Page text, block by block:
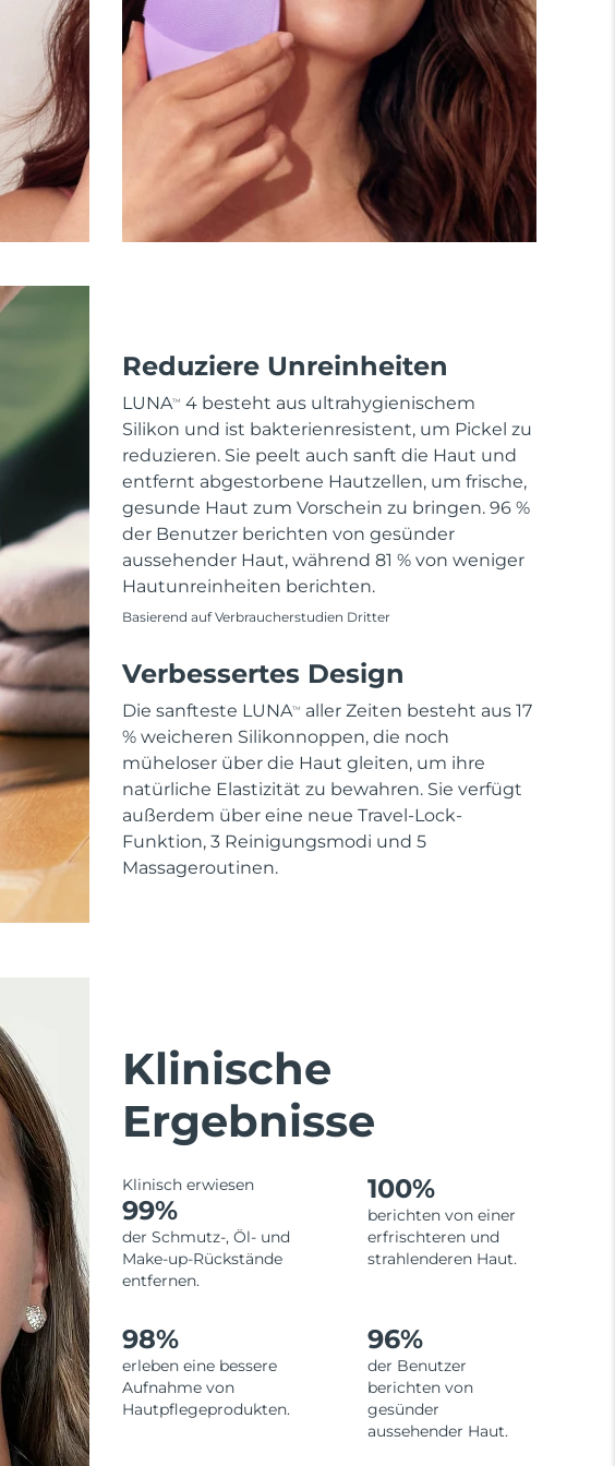
Reduziere Unreinheiten
LUNATM
4 besteht aus ultrahygienischem
Silikon und ist bakterienresistent, um Pickel zu
reduzieren. Sie peelt auch sanft die Haut und
entfernt abgestorbene Hautzellen, um frische,
gesunde Haut zum Vorschein zu bringen. 96 %
der Benutzer berichten von gesünder
aussehender Haut, während 81 % von weniger
Hautunreinheiten berichten.
Basierend auf Verbraucherstudien Dritter
Verbessertes Design
Die sanfteste LUNATM
aller Zeiten besteht aus 17
% weicheren Silikonnoppen, die noch
müheloser über die Haut gleiten, um ihre
natürliche Elastizität zu bewahren. Sie verfügt
außerdem über eine neue Travel-Lock-
Funktion, 3 Reinigungsmodi und 5
Massageroutinen.
Klinische
Ergebnisse
Klinisch erwiesen
99%
der Schmutz-, Öl- und
Make-up-Rückstände
entfernen.
100%
berichten von einer
erfrischteren und
strahlenderen Haut.
98%
erleben eine bessere
Aufnahme von
Hautpflegeprodukten.
96%
der Benutzer
berichten von
gesünder
aussehender Haut.